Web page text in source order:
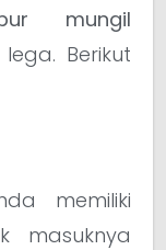
mungil
Berikut
memiliki
masuknya